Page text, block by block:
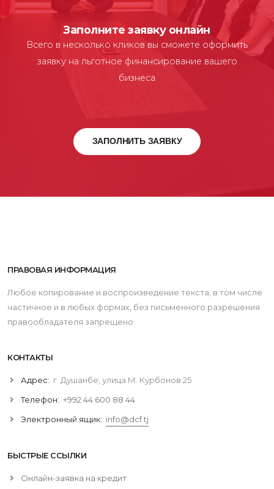
Заполните заявку онлайн
Всего в несколько кликов вы сможете оформить
заявку на льготное финансирование вашего
бизнеса
ЗАПОЛНИТЬ ЗАЯВКУ
ПРАВОВАЯ ИНФОРМАЦИЯ
Любое копирование и воспроизведение текста, в том числе
частичное и в любых формах, без письменного разрешения
правообладателя запрещено
КОНТАКТЫ
Адрес: г. Душанбе, улица М. Курбонов 25
Телефон: +992 44 600 88 44
Электронный ящик: info@dcf.tj
БЫСТРЫЕ ССЫЛКИ
Онлайн-заявка на кредит